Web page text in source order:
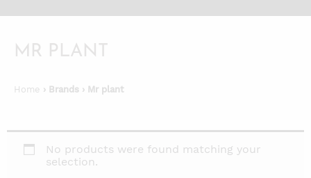
MR PLANT
Home › Brands › Mr plant
No products were found matching your
selection.